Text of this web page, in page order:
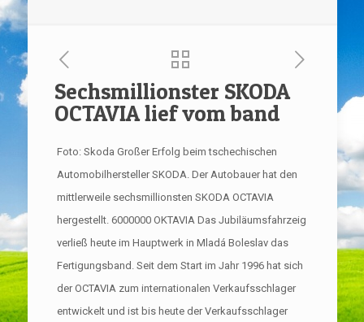
Sechsmillionster SKODA
OCTAVIA lief vom band
Foto: Skoda Großer Erfolg beim tschechischen
Automobilhersteller SKODA. Der Autobauer hat den
mittlerweile sechsmillionsten SKODA OCTAVIA
hergestellt. 6000000 OKTAVIA Das Jubiläumsfahrzeig
verließ heute im Hauptwerk in Mladá Boleslav das
Fertigungsband. Seit dem Start im Jahr 1996 hat sich
der OCTAVIA zum internationalen Verkaufsschlager
entwickelt und ist bis heute der Verkaufsschlager